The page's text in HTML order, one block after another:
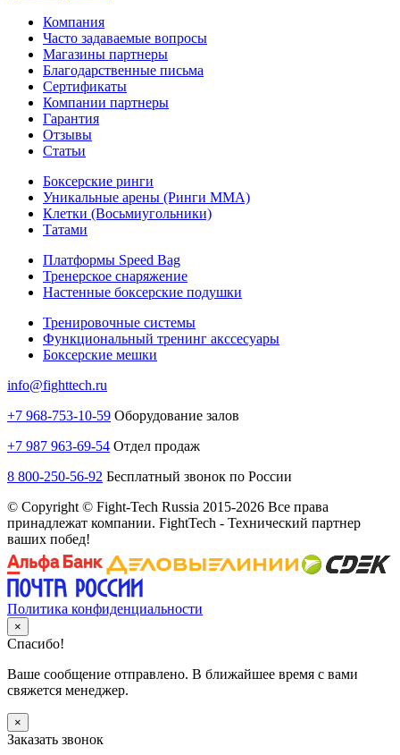
Компания
Часто задаваемые вопросы
Магазины партнеры
Благодарственные письма
Сертификаты
Компании партнеры
Гарантия
Отзывы
Статьи
Боксерские ринги
Уникальные арены (Ринги ММА)
Клетки (Восьмиугольники)
Татами
Платформы Speed Bag
Тренерское снаряжение
Настенные боксерские подушки
Тренировочные системы
Функциональный тренинг акссесуары
Боксерские мешки
info@fighttech.ru
+7 968-753-10-59 Оборудование залов
+7 987 963-69-54 Отдел продаж
8 800-250-56-92 Бесплатный звонок по России
© Copyright © Fight-Tech Russia 2015-2026 Все права
принадлежат компании. FightTech - Технический партнер
ваших побед!
Политика конфиденциальности
×
Спасибо!
Ваше сообщение отправлено. В ближайшее время с вами
свяжется менеджер.
×
Заказать звонок